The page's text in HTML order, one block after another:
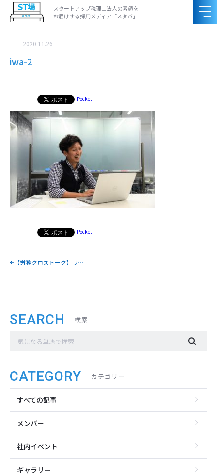
スタートアップ税理士法人の素顔を
お届けする採用メディア「スタバ」
2020.11.26
iwa-2
Pocket
Pocket
【労務クロストーク】リーダーとサポートスタッフが語る仕事の流儀
SEARCH 検索
CATEGORY カテゴリー
すべての記事
メンバー
社内イベント
ギャラリー